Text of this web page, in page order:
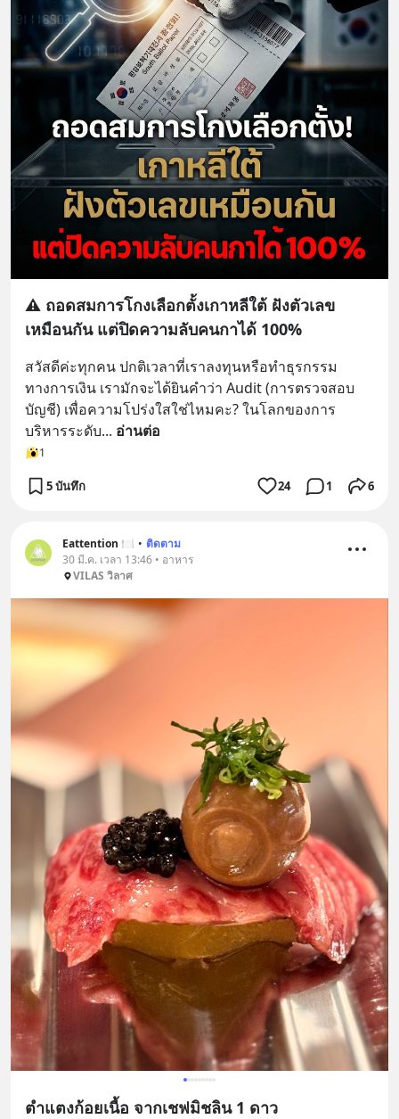
⚠️ ถอดสมการโกงเลือกตั้งเกาหลีใต้ ฝังตัวเลข
เหมือนกัน แต่ปิดความลับคนกาได้ 100%
สวัสดีค่ะทุกคน ปกติเวลาที่เราลงทุนหรือทำธุรกรรม
ทางการเงิน เรามักจะได้ยินคำว่า Audit (การตรวจสอบ
บัญชี) เพื่อความโปร่งใสใช่ไหมคะ? ในโลกของการ
บริหารระดับ... อ่านต่อ
1
5 บันทึก 24 1 6
Eattention 🍽 • ติดตาม
30 มี.ค. เวลา 13:46 • อาหาร
VILAS วิลาศ
ตำแตงก้อยเนื้อ จากเชฟมิชลิน 1 ดาว